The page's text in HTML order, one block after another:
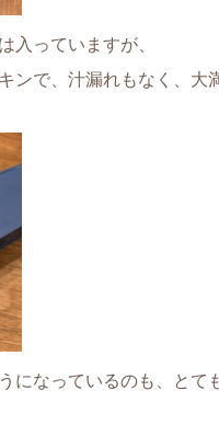
入っていますが、
ンで、汁漏れもなく、大
になっているのも、とて